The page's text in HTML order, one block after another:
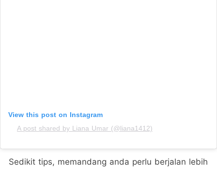
View this post on Instagram
A post shared by Liana Umar (@liana1412)
Sedikit tips, memandang anda perlu berjalan lebih